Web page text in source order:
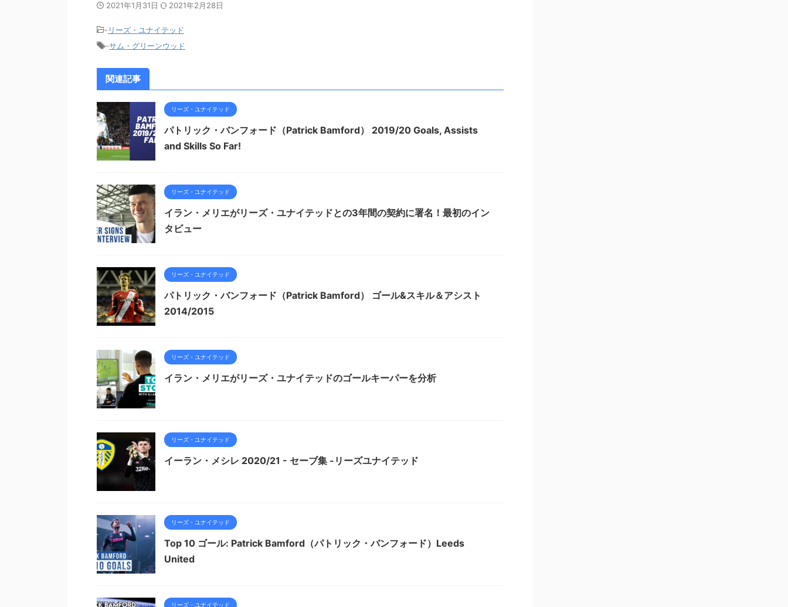
2021年1月31日 2021年2月28日
- リーズ・ユナイテッド
-サム・グリーンウッド
関連記事
リーズ・ユナイテッド
パトリック・バンフォード（Patrick Bamford） 2019/20 Goals, Assists
and Skills So Far!
リーズ・ユナイテッド
イラン・メリエがリーズ・ユナイテッドとの3年間の契約に署名！最初のイン
タビュー
リーズ・ユナイテッド
パトリック・バンフォード（Patrick Bamford） ゴール&スキル＆アシスト
2014/2015
リーズ・ユナイテッド
イラン・メリエがリーズ・ユナイテッドのゴールキーパーを分析
リーズ・ユナイテッド
イーラン・メシレ 2020/21 - セーブ集 -リーズユナイテッド
リーズ・ユナイテッド
Top 10 ゴール: Patrick Bamford（パトリック・バンフォード）Leeds
United
リーズ・ユナイテッド